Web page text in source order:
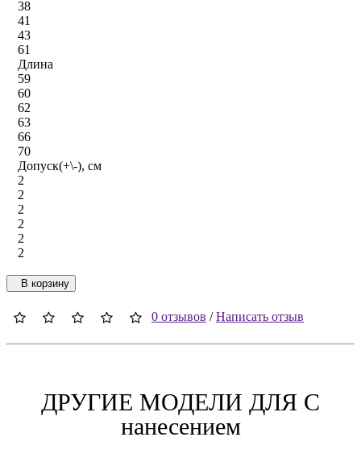
38
41
43
61
Длина
59
60
62
63
66
70
Допуск(+\-), см
2
2
2
2
2
2
В корзину
0 отзывов /Написать отзыв
ДРУГИЕ МОДЕЛИ ДЛЯ C
нанесением